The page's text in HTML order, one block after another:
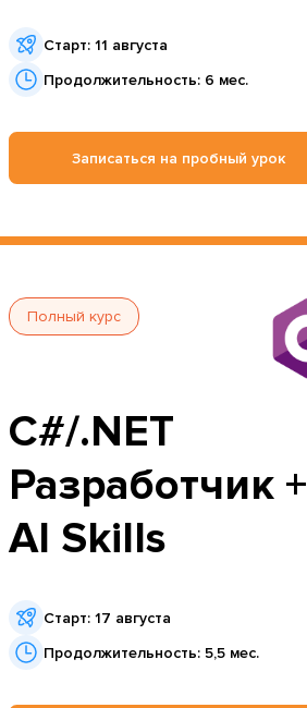
Старт: 11 августа
Продолжительность: 6 мес.
Записаться на пробный урок
Полный курс
C#/.NET
Разработчик +
AI Skills
Старт: 17 августа
Продолжительность: 5,5 мес.